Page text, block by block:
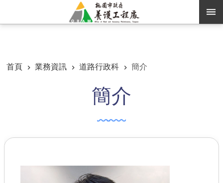
進階搜尋
首頁
業務資訊 道路行政科 簡介
簡介